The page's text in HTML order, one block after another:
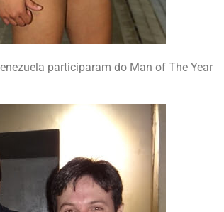
participaram do Man of The Year